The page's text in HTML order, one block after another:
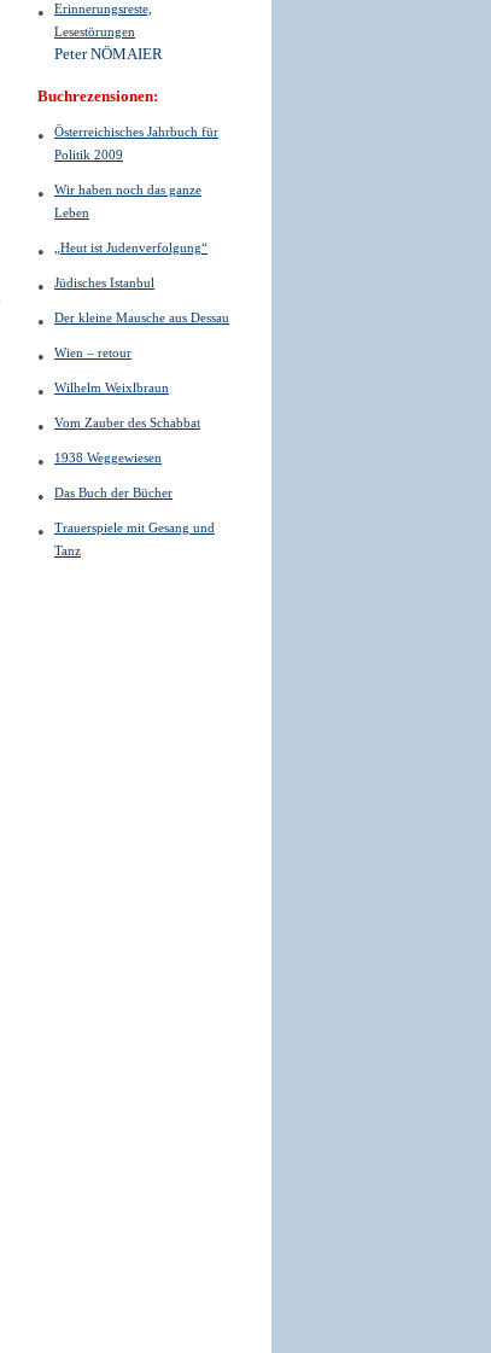
Erinnerungsreste,
Lesestörungen
Peter NÖMAIER
Buchrezensionen:
Österreichisches Jahrbuch für
Politik 2009
Wir haben noch das ganze
Leben
„Heut ist Judenverfolgung“
Jüdisches Istanbul
Der kleine Mausche aus Dessau
Wien – retour
Wilhelm Weixlbraun
Vom Zauber des Schabbat
1938 Weggewiesen
Das Buch der Bücher
Trauerspiele mit Gesang und
Tanz